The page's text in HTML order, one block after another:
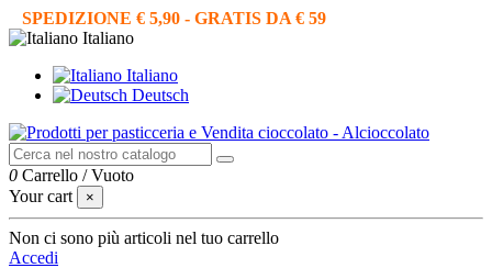
SPEDIZIONE € 5,90 - GRATIS DA € 59
Italiano
Italiano
Deutsch
0 Carrello /Vuoto
Your cart
×
Non ci sono più articoli nel tuo carrello
Accedi